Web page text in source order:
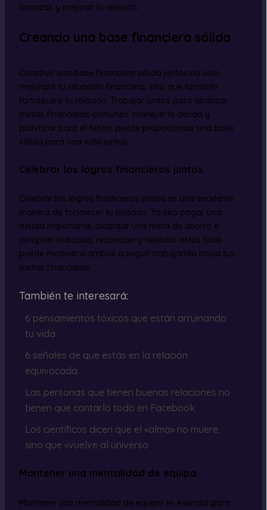
finanzas y mejorar tu relación.
Creando una base financiera sólida
Construir una base financiera sólida juntos no solo
mejorará tu situación financiera, sino que también
fortalecerá tu relación. Trabajar juntos para alcanzar
metas financieras comunes, manejar la deuda y
planificar para el futuro puede proporcionar una base
sólida para una vida juntos.
Celebrar los logros financieros juntos
Celebrar los logros financieros juntos es una excelente
manera de fortalecer tu relación. Ya sea pagar una
deuda importante, alcanzar una meta de ahorro o
comprar una casa, reconocer y celebrar estos hitos
puede motivar a ambos a seguir trabajando hacia tus
metas financieras.
También te interesará:
6 pensamientos tóxicos que están arruinando
tu vida
6 señales de que estás en la relación
equivocada
Las personas que tienen buenas relaciones no
tienen que contarlo todo en Facebook
Los científicos dicen que el «alma» no muere,
sino que «vuelve al universo
Mantener una mentalidad de equipo
Mantener una mentalidad de equipo es esencial para